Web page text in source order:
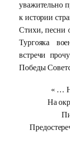
уважительно
к истории
Стихи, песни
Тургояка
встречи
Победы
« …
На